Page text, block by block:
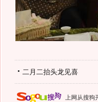
二月二抬头龙见喜
上网从搜狗